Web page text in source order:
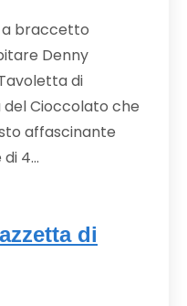
a braccetto
Denny
di
Cioccolato che
affascinante
4…
di